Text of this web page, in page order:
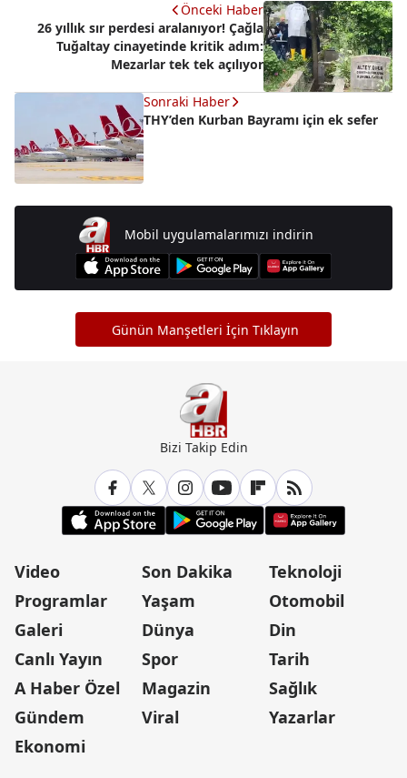
Önceki Haber
26 yıllık sır perdesi aralanıyor! Çağla
Tuğaltay cinayetinde kritik adım:
Mezarlar tek tek açılıyor
Sonraki Haber
THY’den Kurban Bayramı için ek sefer
Mobil uygulamalarımızı indirin
Günün Manşetleri İçin Tıklayın
Bizi Takip Edin
Video
Programlar
Galeri
Canlı Yayın
A Haber Özel
Gündem
Ekonomi
Son Dakika
Yaşam
Dünya
Spor
Magazin
Viral
Teknoloji
Otomobil
Din
Tarih
Sağlık
Yazarlar